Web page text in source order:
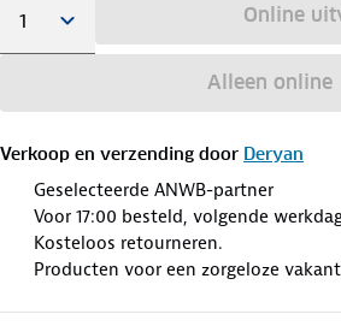
Online
Alleen online
Verkoop en verzending door Deryan
Geselecteerde ANWB-partner
Voor 17:00 besteld, volgende
Kosteloos retourneren.
Producten voor een zorgeloze